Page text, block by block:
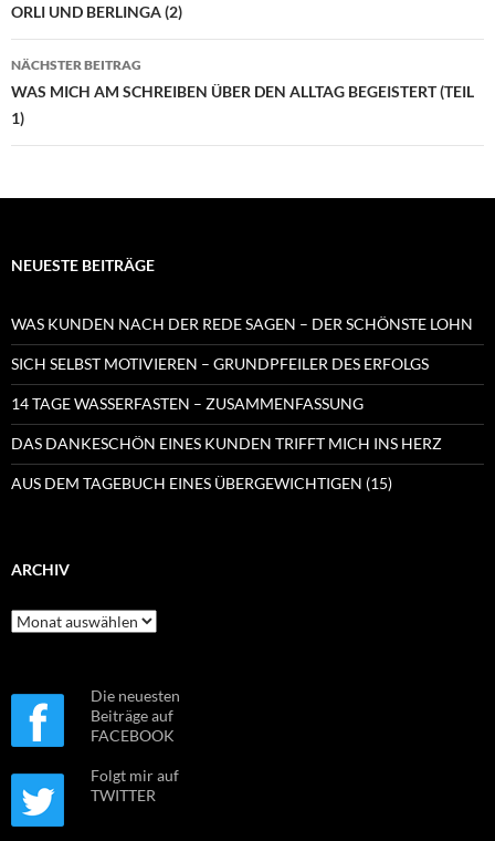
ORLI UND BERLINGA (2)
NÄCHSTER BEITRAG
WAS MICH AM SCHREIBEN ÜBER DEN ALLTAG BEGEISTERT (TEIL
1)
NEUESTE BEITRÄGE
WAS KUNDEN NACH DER REDE SAGEN – DER SCHÖNSTE LOHN
SICH SELBST MOTIVIEREN – GRUNDPFEILER DES ERFOLGS
14 TAGE WASSERFASTEN – ZUSAMMENFASSUNG
DAS DANKESCHÖN EINES KUNDEN TRIFFT MICH INS HERZ
AUS DEM TAGEBUCH EINES ÜBERGEWICHTIGEN (15)
ARCHIV
Archiv
Die neuesten
Beiträge auf
FACEBOOK
Folgt mir auf
TWITTER